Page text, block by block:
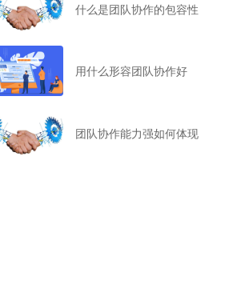
什么是团队协作的包容性
用什么形容团队协作好
团队协作能力强如何体现